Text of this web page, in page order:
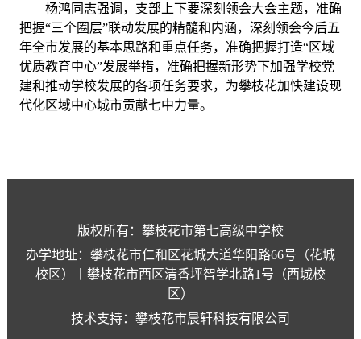
杨鸿同志强调，支部上下要深刻领会大会主题，准确
把握“三个圈层”联动发展的精髓和内涵，深刻领会今后五
年全市发展的基本思路和重点任务，准确把握打造“区域
优质教育中心”发展举措，准确把握新形势下加强学校党
建和推动学校发展的各项任务要求，为攀枝花加快建设现
代化区域中心城市贡献七中力量。
版权所有：攀枝花市第七高级中学校
办学地址：攀枝花市仁和区花城大道华阳路66号（花城
校区）丨攀枝花市西区清香坪智学北路1号（西城校
区）
技术支持：攀枝花市晨轩科技有限公司